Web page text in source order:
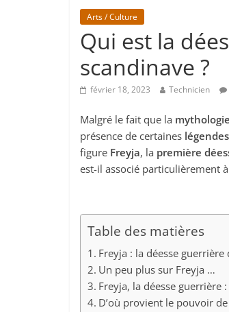
Arts / Culture
Qui est la
scandinave ?
février 18, 2023 Technicien
Malgré le fait que la
présence de certaines
figure Freyja, la première
est-il associé particulièrement
Table des matières
Freyja : la déesse
Un peu plus sur Freyja …
Freyja, la déesse guerrière :
D’où provient le pouvoir